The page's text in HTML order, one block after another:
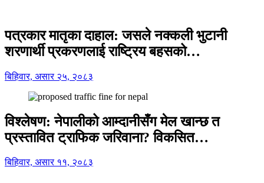
पत्रकार मातृका दाहाल: जसले नक्कली भुटानी
शरणार्थी प्रकरणलाई राष्ट्रिय बहसको…
बिहिवार, असार २५, २०८३
विश्लेषण: नेपालीको आम्दानीसँग मेल खान्छ त
प्रस्तावित ट्राफिक जरिवाना? विकसित…
बिहिवार, असार ११, २०८३